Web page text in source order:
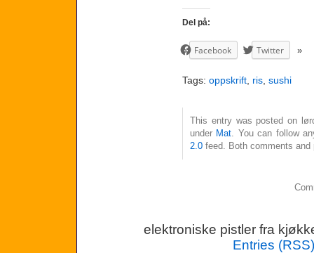
Del på:
Facebook Twitter
Tags: oppskrift ris sushi
This entry was posted on
under Mat . You can follow
2.0 feed. Both comments
elektroniske pistler fra
Entries (RSS)